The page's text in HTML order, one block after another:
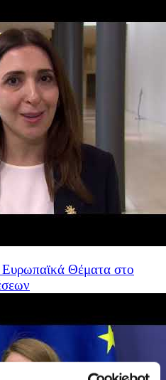
Θέματα στο